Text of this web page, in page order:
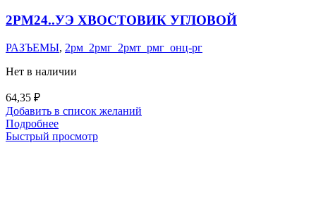
2РМ24..УЭ ХВОСТОВИК УГЛОВОЙ
РАЗЪЕМЫ, 2рм_2рмг_2рмт_рмг_онц-рг
Нет в наличии
64,35 ₽
Добавить в список желаний
Подробнее
Быстрый просмотр